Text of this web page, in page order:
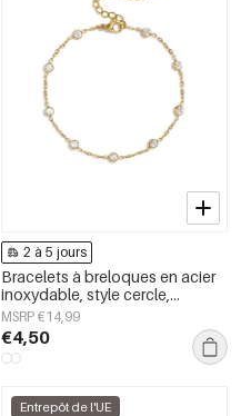
2 à 5 jours
Bracelets à breloques en acier
inoxydable, style cercle,
collection Daily Simple, bijoux
pour femmes
MSRP €14,99
€4,50
Entrepôt de l'UE